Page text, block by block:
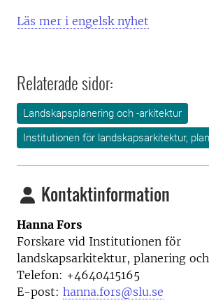
Läs mer i engelsk nyhet
Relaterade sidor:
Landskapsplanering och -arkitektur
Institutionen för landskapsarkitektur,
Kontaktinformation
Hanna Fors
Forskare vid Institutionen för
landskapsarkitektur, planering
Telefon: +4640415165
E-post: hanna.fors@slu.se